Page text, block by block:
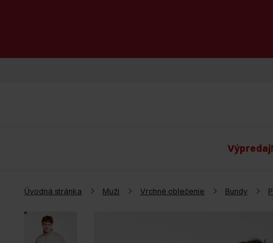
Výpredaj
Úvodná stránka Muži Vrchné oblečenie Bundy